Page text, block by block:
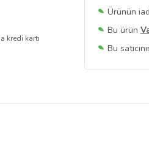
Ürünün
Bu ürün
Bu
Bu
kredi kartı